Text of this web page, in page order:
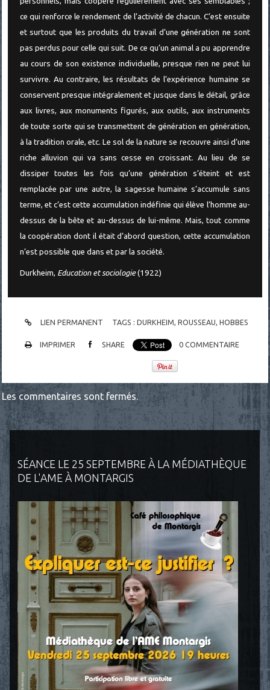
SÉANCE LE 25 SEPTEMBRE À LA MÉDIATHÈQUE
DE L'AME À MONTARGIS
ce qui renforce le rendement de l’activité de chacun. C’est ensuite
et surtout que les produits du travail d’une génération ne sont
pas perdus pour celle qui suit. De ce qu’un animal a pu apprendre
au cours de son existence individuelle, presque rien ne peut lui
survivre. Au contraire, les résultats de l’expérience humaine se
conservent presque intégralement et jusque dans le détail, grâce
aux livres, aux monuments figurés, aux outils, aux instruments
de toute sorte qui se transmettent de génération en génération,
à la tradition orale, etc. Le sol de la nature se recouvre ainsi d’une
riche alluvion qui va sans cesse en croissant. Au lieu de se
dissiper toutes les fois qu’une génération s’éteint et est
remplacée par une autre, la sagesse humaine s’accumule sans
terme, et c’est cette accumulation indéfinie qui élève l’homme au-
dessus de la bête et au-dessus de lui-même. Mais, tout comme
la coopération dont il était d’abord question, cette accumulation
n’est possible que dans et par la société.
Durkheim, Education et sociologie(1922)
LIEN PERMANENT TAGS :DURKHEIM,ROUSSEAU,HOBBES
IMPRIMER SHARE 0 COMMENTAIRE
Les commentaires sont fermés.